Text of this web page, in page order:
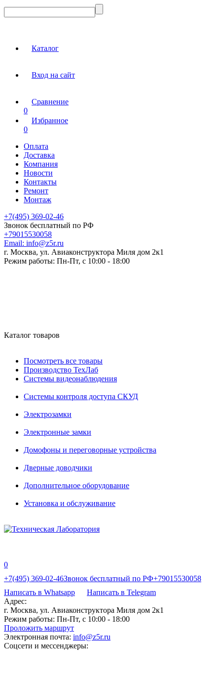
Каталог
Вход на сайт
Сравнение
0
Избранное
0
Оплата
Доставка
Компания
Новости
Контакты
Ремонт
Монтаж
+7(495) 369-02-46
Звонок бесплатный по РФ
+79015530058
Email: info@z5r.ru
г. Москва, ул. Авиаконструктора Миля дом 2к1
Режим работы: Пн-Пт, с 10:00 - 18:00
Каталог товаров
Посмотреть все товары
Производство ТехЛаб
Системы видеонаблюдения
Системы контроля доступа СКУД
Электрозамки
Электронные замки
Домофоны и переговорные устройства
Дверные доводчики
Дополнительное оборудование
Установка и обслуживание
0
+7(495) 369-02-46Звонок бесплатный по РФ+79015530058
Написать в Whatsapp
Написать в Telegram
Адрес:
г. Москва, ул. Авиаконструктора Миля дом 2к1
Режим работы: Пн-Пт, с 10:00 - 18:00
Проложить маршрут
Электронная почта: info@z5r.ru
Соцсети и мессенджеры: